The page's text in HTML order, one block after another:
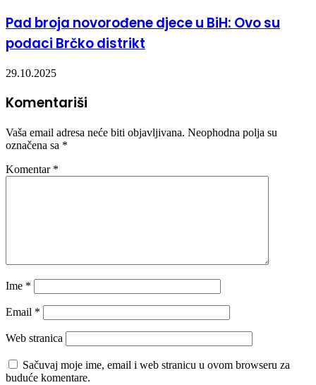
Pad broja novorođene djece u BiH: Ovo su
podaci Brčko distrikt
29.10.2025
Komentariši
Vaša email adresa neće biti objavljivana. Neophodna polja su
označena sa *
Komentar *
Ime *
Email *
Web stranica
Sačuvaj moje ime, email i web stranicu u ovom browseru za
buduće komentare.